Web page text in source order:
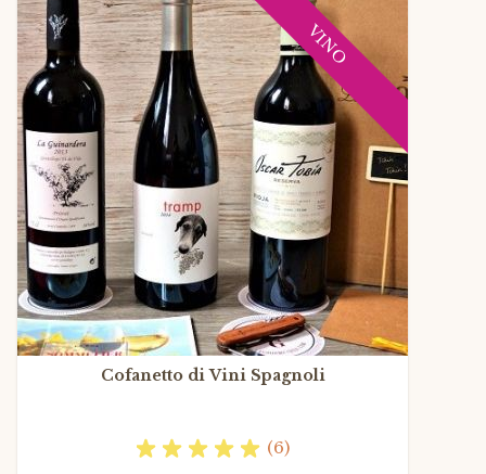
VINO
Cofanetto di Vini Spagnoli
(6)